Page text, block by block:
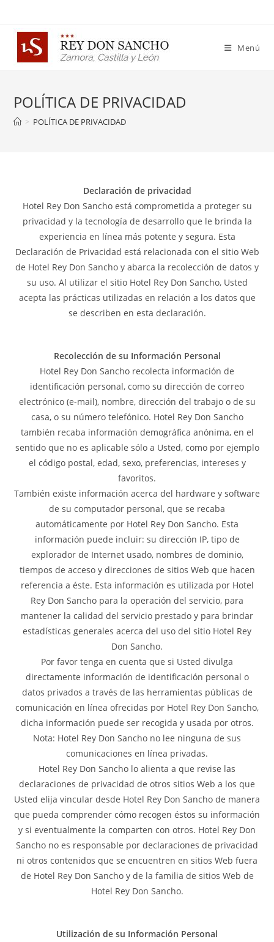
Menú
POLÍTICA DE PRIVACIDAD
> POLÍTICA DE PRIVACIDAD
Declaración de privacidad
Hotel Rey Don Sancho está comprometida a proteger su
privacidad y la tecnología de desarrollo que le brinda la
experiencia en línea más potente y segura. Esta
Declaración de Privacidad está relacionada con el sitio Web
de Hotel Rey Don Sancho y abarca la recolección de datos y
su uso. Al utilizar el sitio Hotel Rey Don Sancho, Usted
acepta las prácticas utilizadas en relación a los datos que
se describen en esta declaración.
Recolección de su Información Personal
Hotel Rey Don Sancho recolecta información de
identificación personal, como su dirección de correo
electrónico (e-mail), nombre, dirección del trabajo o de su
casa, o su número telefónico. Hotel Rey Don Sancho
también recaba información demográfica anónima, en el
sentido que no es aplicable sólo a Usted, como por ejemplo
el código postal, edad, sexo, preferencias, intereses y
favoritos.
También existe información acerca del hardware y software
de su computador personal, que se recaba
automáticamente por Hotel Rey Don Sancho. Esta
información puede incluir: su dirección IP, tipo de
explorador de Internet usado, nombres de dominio,
tiempos de acceso y direcciones de sitios Web que hacen
referencia a éste. Esta información es utilizada por Hotel
Rey Don Sancho para la operación del servicio, para
mantener la calidad del servicio prestado y para brindar
estadísticas generales acerca del uso del sitio Hotel Rey
Don Sancho.
Por favor tenga en cuenta que si Usted divulga
directamente información de identificación personal o
datos privados a través de las herramientas públicas de
comunicación en línea ofrecidas por Hotel Rey Don Sancho,
dicha información puede ser recogida y usada por otros.
Nota: Hotel Rey Don Sancho no lee ninguna de sus
comunicaciones en línea privadas.
Hotel Rey Don Sancho lo alienta a que revise las
declaraciones de privacidad de otros sitios Web a los que
Usted elija vincular desde Hotel Rey Don Sancho de manera
que pueda comprender cómo recogen éstos su información
y si eventualmente la comparten con otros. Hotel Rey Don
Sancho no es responsable por declaraciones de privacidad
ni otros contenidos que se encuentren en sitios Web fuera
de Hotel Rey Don Sancho y de la familia de sitios Web de
Hotel Rey Don Sancho.
Utilización de su Información Personal